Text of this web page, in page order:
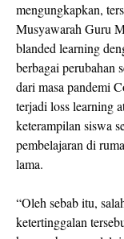
mengungkapkan,
Musyawarah Guru
blanded learning
berbagai perubahan
dari masa pandemi
terjadi loss learning
keterampilan siswa
pembelajaran di
lama.
“Oleh sebab itu,
ketertinggalan